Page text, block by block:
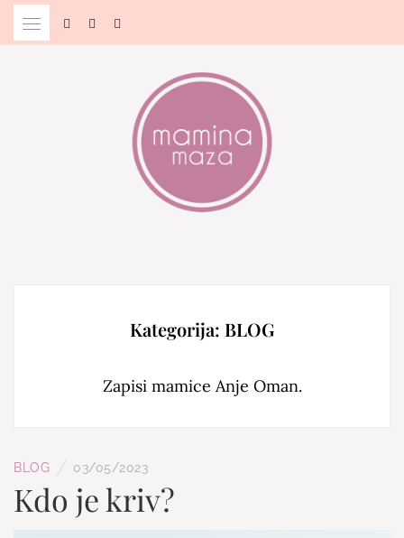
Skip
Kategorija: BLOG
Zapisi mamice Anje Oman.
BLOG 03/05/2023
Kdo je kriv?